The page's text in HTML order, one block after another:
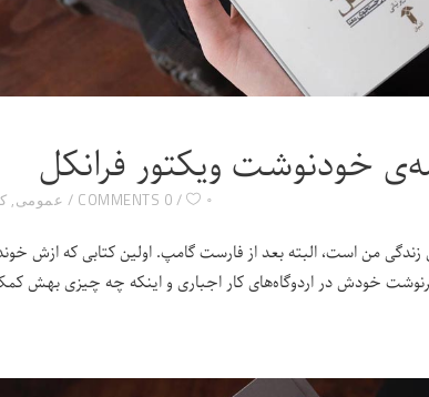
خودنوشت ویکتور فرانکل
عمومی, 0 COMMENTS ۰
زندگی من است، البته بعد از فارست گامپ. اولین کتابی که ازش
خودش در اردوگاه‌های کار اجباری و اینکه چه چیزی بهش